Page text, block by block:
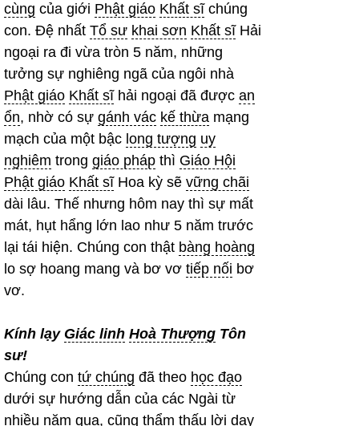
cùng của giới Phật giáo Khất sĩchúng
con. Đệ nhất Tổ sư khai sơn Khất sĩHải
ngoại ra đi vừa tròn 5 năm, những
tưởng sự nghiêng ngã của ngôi nhà
Phật giáo Khất sĩhải ngoại đã được an
ổn, nhờ có sự gánh vác kế thừa mạng
mạch của một bậc long tượng uy
nghiêm trong giáo pháp thì Giáo Hội
Phật giáo Khất sĩHoa kỳ sẽ vững chãi
dài lâu. Thế nhưng hôm nay thì sự mất
mát, hụt hẩng lớn lao như 5 năm trước
lại tái hiện. Chúng con thật bàng hoàng
lo sợ hoang mang và bơ vơ tiếp nối bơ
vơ.
Kính lạy Giác linh Hoà Thượng Tôn
sư!
Chúng con tứ chúng đã theo học đạo
dưới sự hướng dẫn của các Ngài từ
nhiều năm qua, cũng thẩm thấu lời dạy